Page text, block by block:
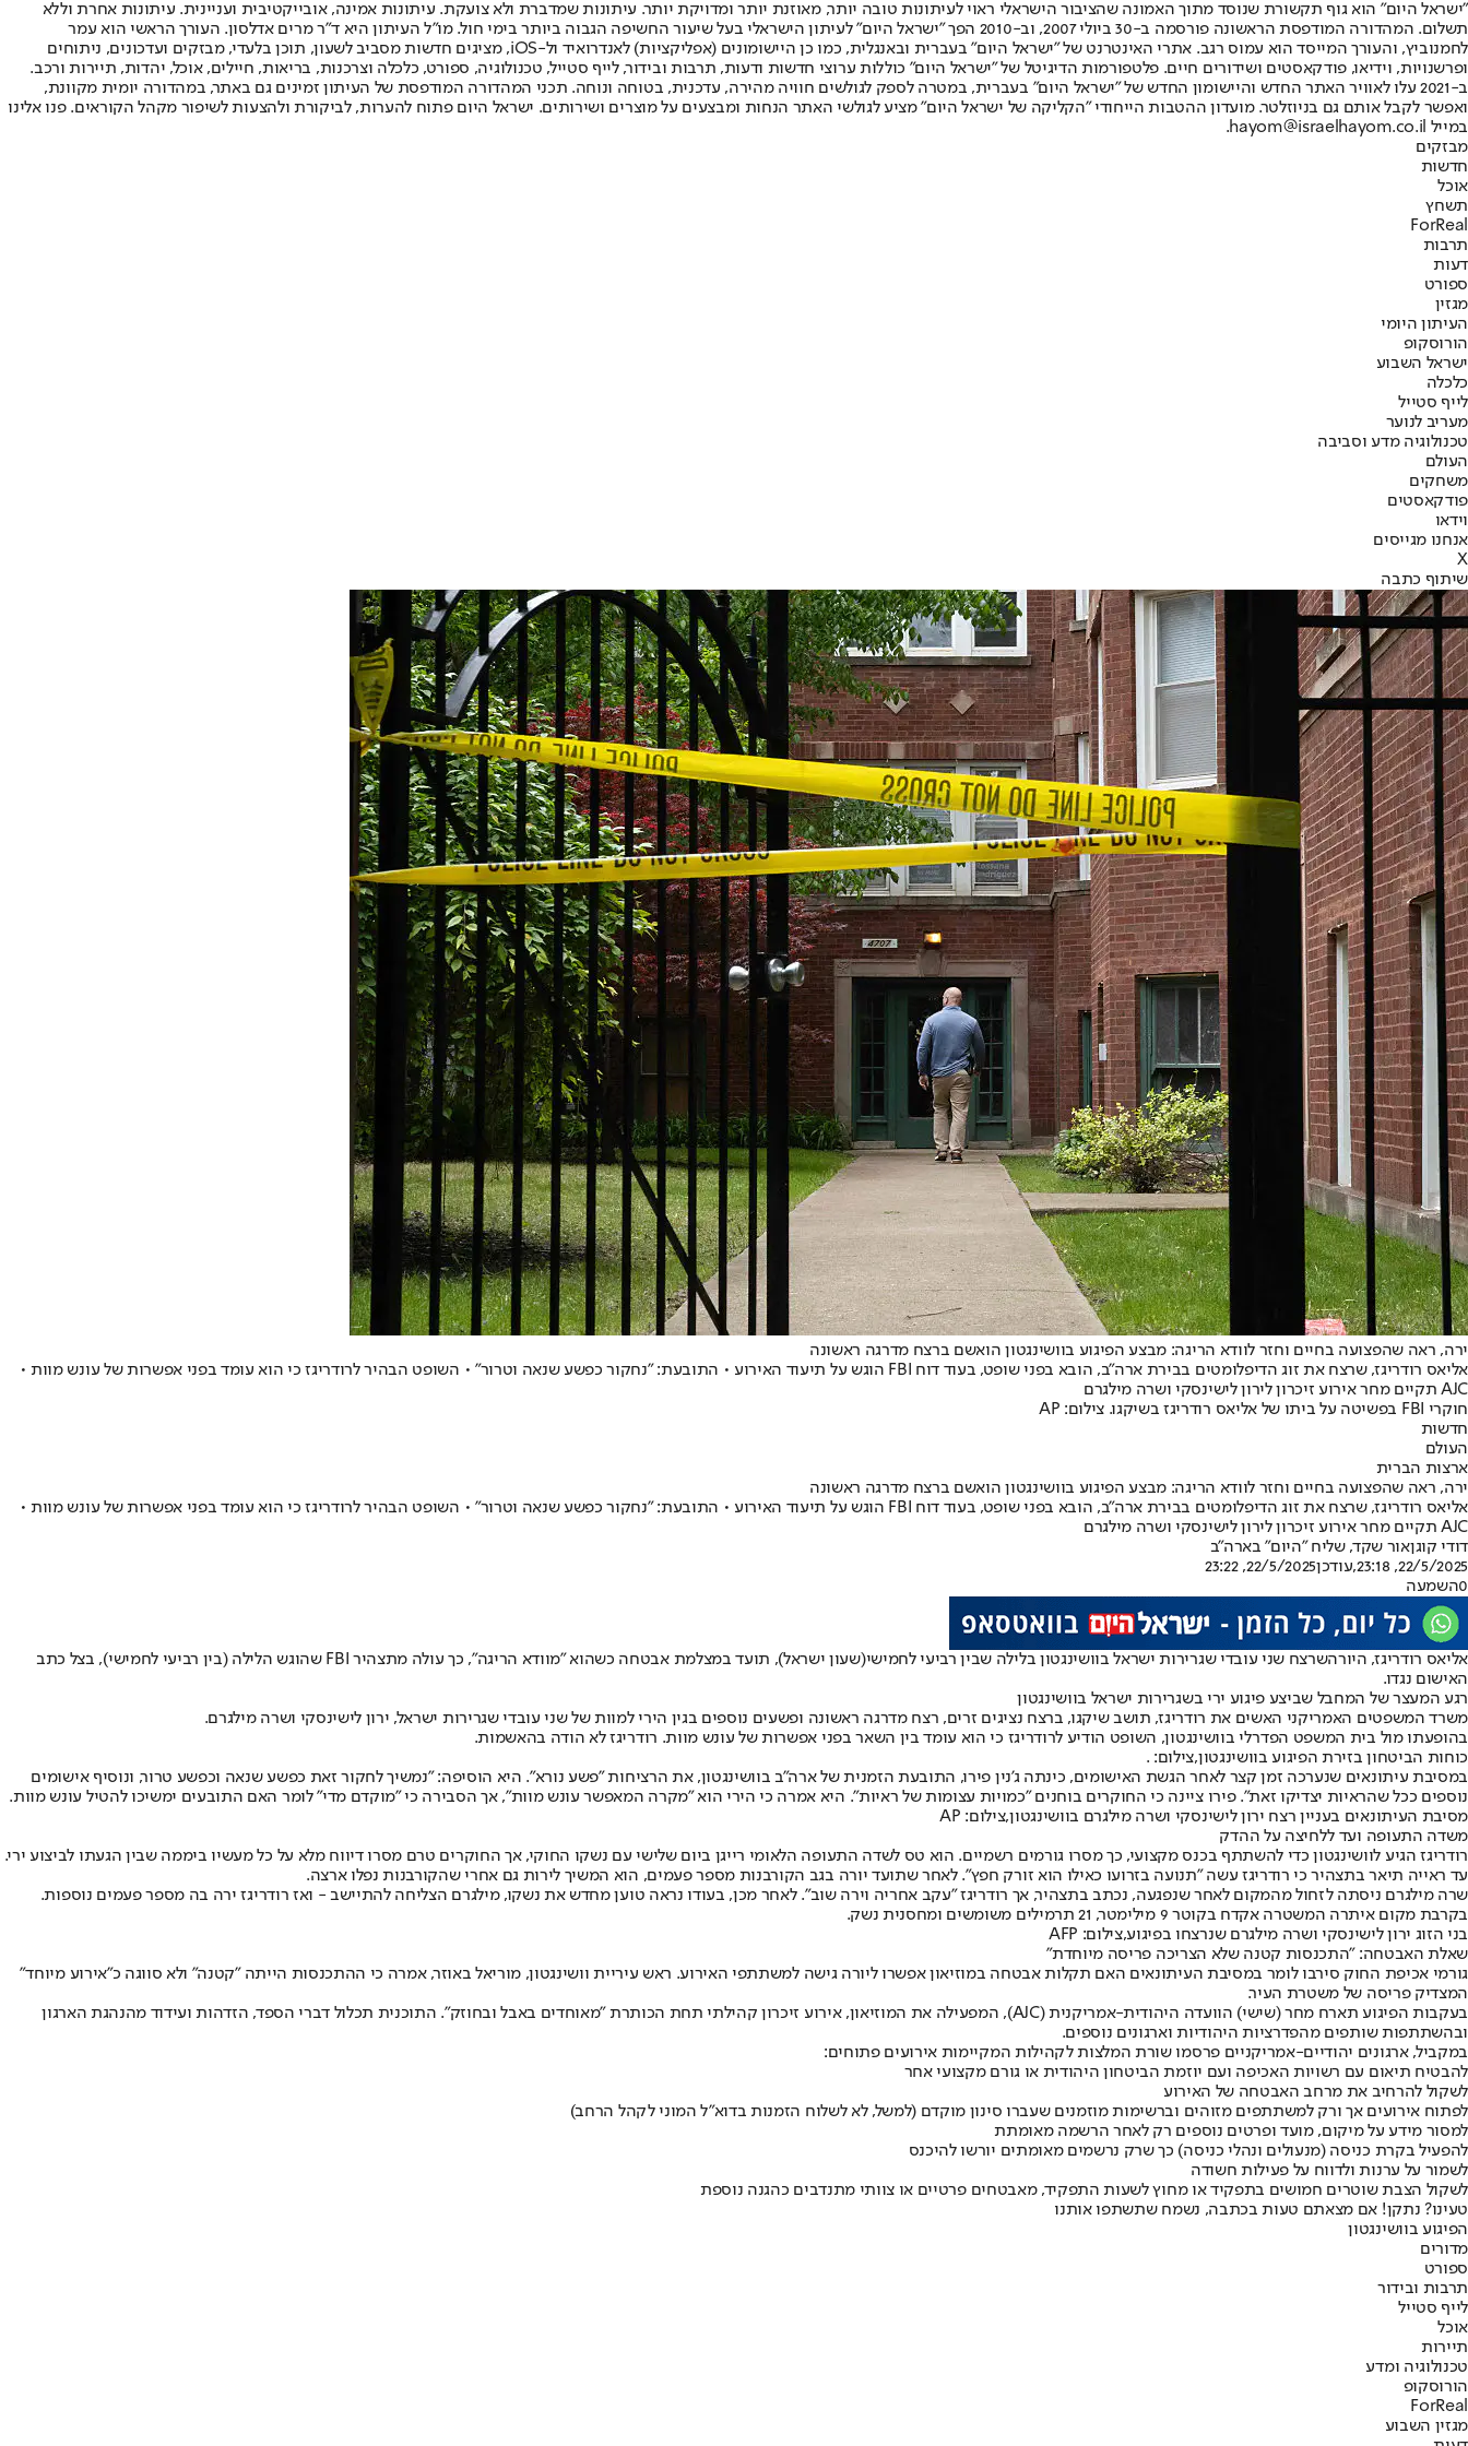
"ישראל היום" הוא גוף תקשורת שנוסד מתוך האמונה שהציבור הישראלי ראוי לעיתונות טובה יותר, מאוזנת יותר ומדויקת יותר. עיתונות שמדברת ולא צועקת. עיתונות אמינה, אובייקטיבית ועניינית. עיתונות אחרת וללא
תשלום. המהדורה המודפסת הראשונה פורסמה ב-30 ביולי 2007, וב-2010 הפך "ישראל היום" לעיתון הישראלי בעל שיעור החשיפה הגבוה ביותר בימי חול. מו"ל העיתון היא ד"ר מרים אדלסון. העורך הראשי הוא עמר
לחמנוביץ, והעורך המייסד הוא עמוס רגב. אתרי האינטרנט של "ישראל היום" בעברית ובאנגלית, כמו כן היישומונים (אפליקציות) לאנדרואיד ול-iOS, מציגים חדשות מסביב לשעון, תוכן בלעדי, מבזקים ועדכונים, ניתוחים
ופרשנויות, וידיאו, פודקאסטים ושידורים חיים. פלטפורמות הדיגיטל של "ישראל היום" כוללות ערוצי חדשות ודעות, תרבות ובידור, לייף סטייל, טכנולוגיה, ספורט, כלכלה וצרכנות, בריאות, חיילים, אוכל, יהדות, תיירות ורכב.
ב-2021 עלו לאוויר האתר החדש והיישומון החדש של "ישראל היום" בעברית, במטרה לספק לגולשים חוויה מהירה, עדכנית, בטוחה ונוחה. תכני המהדורה המודפסת של העיתון זמינים גם באתר, במהדורה יומית מקוונת,
ואפשר לקבל אותם גם בניוזלטר. מועדון ההטבות הייחודי "הקליקה של ישראל היום" מציע לגולשי האתר הנחות ומבצעים על מוצרים ושירותים. ישראל היום פתוח להערות, לביקורת ולהצעות לשיפור מקהל הקוראים. פנו אלינו
במייל hayom@israelhayom.co.il.
מבזקים
חדשות
אוכל
תשחץ
ForReal
תרבות
דעות
ספורט
מגזין
העיתון היומי
הורוסקופ
ישראל השבוע
כלכלה
לייף סטייל
מעריב לנוער
טכנולוגיה מדע וסביבה
העולם
משחקים
פודקאסטים
וידאו
אנחנו מגייסים
X
שיתוף כתבה
ירה, ראה שהפצועה בחיים וחזר לוודא הריגה: מבצע הפיגוע בוושינגטון הואשם ברצח מדרגה ראשונה
אליאס רודריגז, שרצח את זוג הדיפלומטים בבירת ארה"ב, הובא בפני שופט, בעוד דוח FBI הוגש על תיעוד האירוע • התובעת: "נחקור כפשע שנאה וטרור" • השופט הבהיר לרודריגז כי הוא עומד בפני אפשרות של עונש מוות •
AJC תקיים מחר אירוע זיכרון לירון לישינסקי ושרה מילגרם
חוקרי FBI בפשיטה על ביתו של אליאס רודריגז בשיקגו. צילום: AP
חדשות
העולם
ארצות הברית
ירה, ראה שהפצועה בחיים וחזר לוודא הריגה: מבצע הפיגוע בוושינגטון הואשם ברצח מדרגה ראשונה
אליאס רודריגז, שרצח את זוג הדיפלומטים בבירת ארה"ב, הובא בפני שופט, בעוד דוח FBI הוגש על תיעוד האירוע • התובעת: "נחקור כפשע שנאה וטרור" • השופט הבהיר לרודריגז כי הוא עומד בפני אפשרות של עונש מוות •
AJC תקיים מחר אירוע זיכרון לירון לישינסקי ושרה מילגרם
דודי קוגןאור שקד, שליח "היום" בארה"ב
22/5/2025, 23:18
,עודכן22/5/2025, 23:22
0השמעה
אליאס רודריגז, היורהשרצח שני עובדי שגרירות ישראל בוושינגטון בלילה שבין רביעי לחמישי
(שעון ישראל), תועד במצלמת אבטחה כשהוא "מוודא הריגה", כך עולה מתצהיר FBI שהוגש הלילה (בין רביעי לחמישי), בצל כתב
האישום נגדו.
רגע המעצר של המחבל שביצע פיגוע ירי בשגרירות ישראל בוושינגטון
משרד המשפטים האמריקני האשים את רודריגז, תושב שיקגו, ברצח נציגים זרים, רצח מדרגה ראשונה ופשעים נוספים בגין הירי למוות של שני עובדי שגרירות ישראל, ירון לישינסקי ושרה מילגרם.
בהופעתו מול בית המשפט הפדרלי בוושינגטון, השופט הודיע לרודריגז כי הוא עומד בין השאר בפני אפשרות של עונש מוות. רודריגז לא הודה בהאשמות.
כוחות הביטחון בזירת הפיגוע בוושינגטון,צילום: .
במסיבת עיתונאים שנערכה זמן קצר לאחר הגשת האישומים, כינתה ג'נין פירו, התובעת הזמנית של ארה"ב בוושינגטון, את הרציחות "פשע נורא". היא הוסיפה: "נמשיך לחקור זאת כפשע שנאה וכפשע טרור, ונוסיף אישומים
נוספים ככל שהראיות יצדיקו זאת". פירו ציינה כי החוקרים בוחנים "כמויות עצומות של ראיות". היא אמרה כי הירי הוא "מקרה המאפשר עונש מוות", אך הסבירה כי "מוקדם מדי" לומר האם התובעים ימשיכו להטיל עונש מוות.
מסיבת העיתונאים בעניין רצח ירון לישינסקי ושרה מילגרם בוושינגטון,צילום: AP
משדה התעופה ועד ללחיצה על ההדק
רודריגז הגיע לוושינגטון כדי להשתתף בכנס מקצועי, כך מסרו גורמים רשמיים. הוא טס לשדה התעופה הלאומי רייגן ביום שלישי עם נשקו החוקי, אך החוקרים טרם מסרו דיווח מלא על כל מעשיו ביממה שבין הגעתו לביצוע ירי.
עד ראייה תיאר בתצהיר כי רודריגז עשה "תנועה בזרועו כאילו הוא זורק חפץ". לאחר שתועד יורה בגב הקורבנות מספר פעמים, הוא המשיך לירות גם אחרי שהקורבנות נפלו ארצה.
שרה מילגרם ניסתה לזחול מהמקום לאחר שנפגעה, נכתב בתצהיר, אך רודריגז "עקב אחריה וירה שוב". לאחר מכן, בעודו נראה טוען מחדש את נשקו, מילגרם הצליחה להתיישב - ואז רודריגז ירה בה מספר פעמים נוספות.
בקרבת מקום איתרה המשטרה אקדח בקוטר 9 מילימטר, 21 תרמילים משומשים ומחסנית נשק.
בני הזוג ירון לישינסקי ושרה מילגרם שנרצחו בפיגוע,צילום: AFP
שאלת האבטחה: "התכנסות קטנה שלא הצריכה פריסה מיוחדת"
גורמי אכיפת החוק סירבו לומר במסיבת העיתונאים האם תקלות אבטחה במוזיאון אפשרו ליורה גישה למשתתפי האירוע. ראש עיריית וושינגטון, מוריאל באוזר, אמרה כי ההתכנסות הייתה "קטנה" ולא סווגה כ"אירוע מיוחד"
המצדיק פריסה של משטרת העיר.
בעקבות הפיגוע תארח מחר (שישי) הוועדה היהודית-אמריקנית (AJC), המפעילה את המוזיאון, אירוע זיכרון קהילתי תחת הכותרת "מאוחדים באבל ובחוזק". התוכנית תכלול דברי הספד, הזדהות ועידוד מהנהגת הארגון
ובהשתתפות שותפים מהפדרציות היהודיות וארגונים נוספים.
במקביל, ארגונים יהודיים-אמריקניים פרסמו שורת המלצות לקהילות המקיימות אירועים פתוחים:
להבטיח תיאום עם רשויות האכיפה ועם יוזמת הביטחון היהודית או גורם מקצועי אחר
לשקול להרחיב את מרחב האבטחה של האירוע
לפתוח אירועים אך ורק למשתתפים מזוהים וברשימות מוזמנים שעברו סינון מוקדם (למשל, לא לשלוח הזמנות בדוא"ל המוני לקהל הרחב)
למסור מידע על מיקום, מועד ופרטים נוספים רק לאחר הרשמה מאומתת
להפעיל בקרת כניסה (מנעולים ונהלי כניסה) כך שרק נרשמים מאומתים יורשו להיכנס
לשמור על ערנות ולדווח על פעילות חשודה
לשקול הצבת שוטרים חמושים בתפקיד או מחוץ לשעות התפקיד, מאבטחים פרטיים או צוותי מתנדבים כהגנה נוספת
טעינו? נתקן! אם מצאתם טעות בכתבה, נשמח שתשתפו אותנו
הפיגוע בוושינגטון
מדורים
ספורט
תרבות ובידור
לייף סטייל
אוכל
תיירות
טכנולוגיה ומדע
הורוסקופ
ForReal
מגזין השבוע